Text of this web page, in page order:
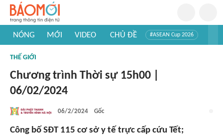
NÓNG MỚI VIDEO CHỦ ĐỀ #ASEAN Cup 2026
#Khám phá thế giới
THẾ GIỚI
Chương trình Thời sự 15h00 |
06/02/2024
06/2/2024 Gốc
Công bố SĐT 115 cơ sở y tế trực cấp cứu Tết;